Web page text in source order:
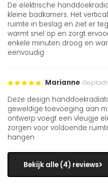
De elektrische
kleine badkamers. Het
ruimte in beslag en ziet er
warmt snel op en zorgt
enkele minuten droog en
eenvoudig
Marianne
Deze design
geweldige toevoeging aan
ontwerp voegt een vleugje
zorgen voor voldoende
hangen
Bekijk alle (4) reviews